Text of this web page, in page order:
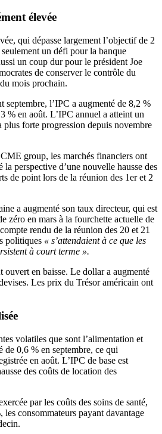
élevée
qui dépasse largement l’objectif de 2
un défi pour la banque
un coup dur pour le président Joe
de conserver le contrôle du
mois prochain.
septembre, l’IPC a augmenté de 8,2 %
% en août. L’IPC annuel a atteint un
forte progression depuis novembre
group, les marchés financiers ont
la perspective d’une nouvelle hausse des
de point lors de la réunion des 1er et 2
a augmenté son taux directeur, qui est
zéro en mars à la fourchette actuelle de
rendu de la réunion des 20 et 21
politiques « s’attendaient à ce que les
à court terme ».
ouvert en baisse. Le dollar a augmenté
Les prix du Trésor américain ont
volatiles que sont l’alimentation et
de 0,6 % en septembre, ce qui
en août. L’IPC de base est
des coûts de location des
par les coûts des soins de santé,
consommateurs payant davantage